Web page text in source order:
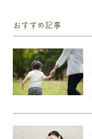
おすすめ記事